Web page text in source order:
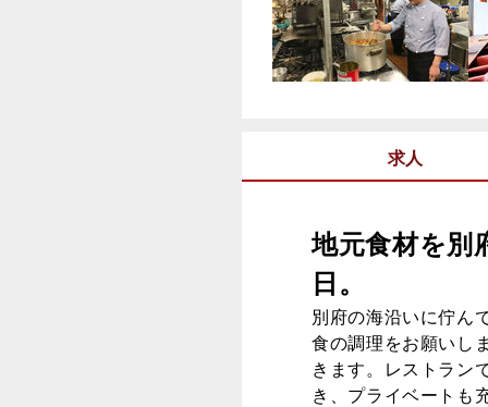
求人
地元食材を別
日。
別府の海沿いに佇ん
食の調理をお願いし
きます。レストラン
き、プライベートも